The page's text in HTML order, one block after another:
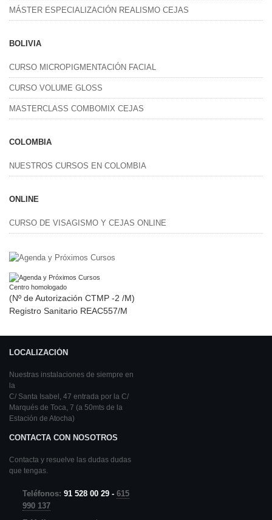
MÁSTER ESPECIALIZACIÓN REALISMO CEJAS
BOLIVIA
CURSO MICROPIGMENTACIÓN FACIAL
CURSO VOLUME GLOSS
MASTERCLASS COMBOMIX CEJAS
COLOMBIA
NUESTROS CURSOS EN COLOMBIA
ONLINE
CURSO DE VISAGISMO Y CEJAS ONLINE
Centro homologado
(Nº de Autorización CTMP -2 /M)
Registro Sanitario REAC557/M
LOCALIZACIÓN
Nuestras instalaciones de siempre en
la
C/ Santa Isabel, 47 entrada por la C/
Marqués de Toca, 7 (a 50mts de la
Estación de Atocha)
CONTACTA CON NOSOTROS
Contacta y resuelve las dudas dudas
que tengas.
Teléfonos: 91 528 00 29 - 615
990 137